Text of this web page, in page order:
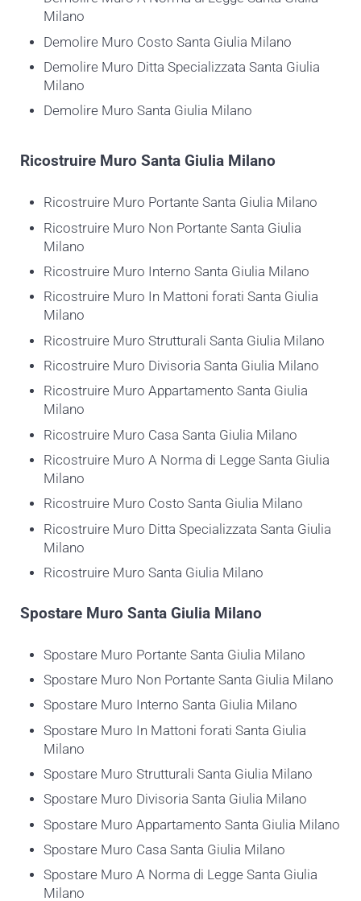
Milano
Demolire Muro Costo Santa Giulia Milano
Demolire Muro Ditta Specializzata Santa Giulia
Milano
Demolire Muro Santa Giulia Milano
RicostruireMuro Santa Giulia Milano
Ricostruire Muro Portante Santa Giulia Milano
Ricostruire Muro Non Portante Santa Giulia
Milano
Ricostruire Muro Interno Santa Giulia Milano
Ricostruire Muro In Mattoni forati Santa Giulia
Milano
Ricostruire Muro Strutturali Santa Giulia Milano
Ricostruire Muro Divisoria Santa Giulia Milano
Ricostruire Muro Appartamento Santa Giulia
Milano
Ricostruire Muro Casa Santa Giulia Milano
Ricostruire Muro A Norma di Legge Santa Giulia
Milano
Ricostruire Muro Costo Santa Giulia Milano
Ricostruire Muro Ditta Specializzata Santa Giulia
Milano
Ricostruire Muro Santa Giulia Milano
SpostareMuro Santa Giulia Milano
Spostare Muro Portante Santa Giulia Milano
Spostare Muro Non Portante Santa Giulia Milano
Spostare Muro Interno Santa Giulia Milano
Spostare Muro In Mattoni forati Santa Giulia
Milano
Spostare Muro Strutturali Santa Giulia Milano
Spostare Muro Divisoria Santa Giulia Milano
Spostare Muro Appartamento Santa Giulia Milano
Spostare Muro Casa Santa Giulia Milano
Spostare Muro A Norma di Legge Santa Giulia
Milano